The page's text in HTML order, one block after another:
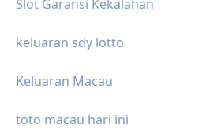
Slot Garansi Kekalahan
keluaran sdy lotto
Keluaran Macau
toto macau hari ini